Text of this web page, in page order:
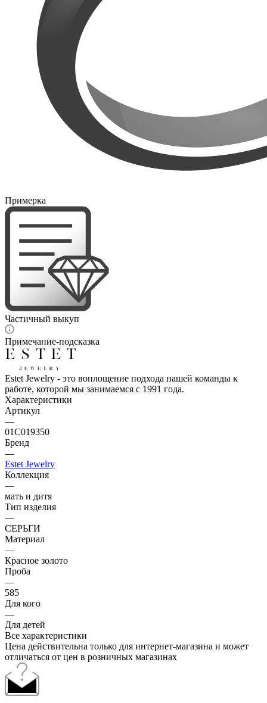
Примерка
Частичный выкуп
Примечание-подсказка
Estet Jewelry - это воплощение подхода нашей команды к
работе, которой мы занимаемся с 1991 года.
Характеристики
Артикул
—
01С019350
Бренд
—
Estet Jewelry
Коллекция
—
мать и дитя
Тип изделия
—
СЕРЬГИ
Материал
—
Красное золото
Проба
—
585
Для кого
—
Для детей
Все характеристики
Цена действительна только для интернет-магазина и может
отличаться от цен в розничных магазинах